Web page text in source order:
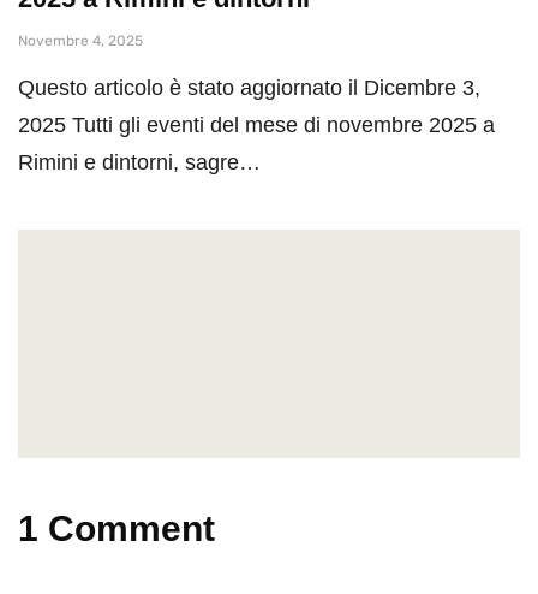
Novembre 4, 2025
Questo articolo è stato aggiornato il Dicembre 3,
2025 Tutti gli eventi del mese di novembre 2025 a
Rimini e dintorni, sagre…
1 Comment